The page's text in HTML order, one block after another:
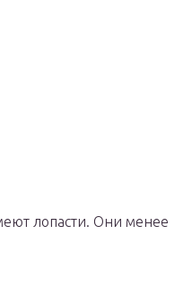
лопасти. Они менее